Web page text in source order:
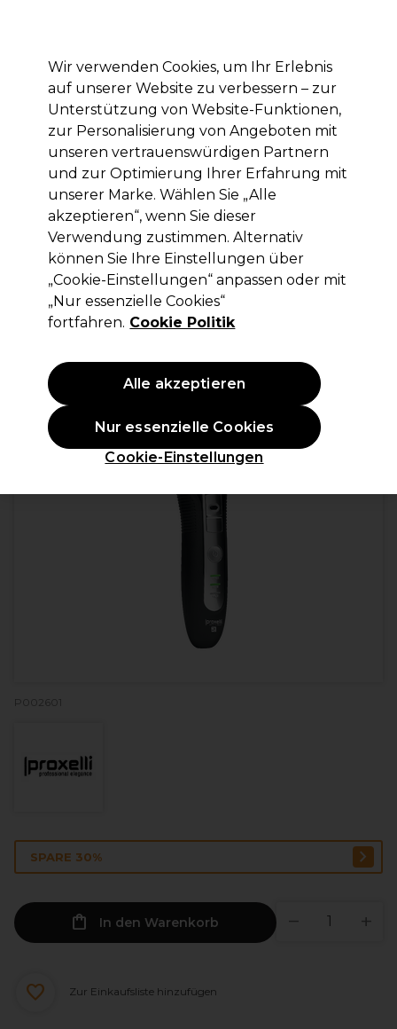
Anmelden
Marken Deals Haare Elektrogeräte Saloneinrichtung
Lieferung und Lieferzeiten
– mehr erfahren
Proxelli
Proxelli Professionelles
Haarschneidegerät Yeno
(8)
77,52 €110,75 € ohne MwSt. (PROFI-PREIS)
92,25 €inkl. MwSt.)
ANGEBOT
P002601
SPARE 30%
In den Warenkorb
Zur Einkaufsliste hinzufügen
Wir verwenden Cookies, um Ihr Erlebnis
auf unserer Website zu verbessern – zur
Unterstützung von Website-Funktionen,
zur Personalisierung von Angeboten mit
unseren vertrauenswürdigen Partnern
und zur Optimierung Ihrer Erfahrung mit
unserer Marke. Wählen Sie „Alle
akzeptieren“, wenn Sie dieser
Verwendung zustimmen. Alternativ
können Sie Ihre Einstellungen über
„Cookie-Einstellungen“ anpassen oder mit
„Nur essenzielle Cookies“
fortfahren. Cookie Politik
Cookie-Einstellungen
Nur essenzielle Cookies
Alle akzeptieren